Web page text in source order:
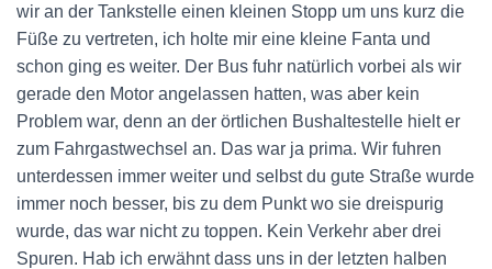
wir an der Tankstelle einen kleinen Stopp um uns kurz die
Füße zu vertreten, ich holte mir eine kleine Fanta und
schon ging es weiter. Der Bus fuhr natürlich vorbei als wir
gerade den Motor angelassen hatten, was aber kein
Problem war, denn an der örtlichen Bushaltestelle hielt er
zum Fahrgastwechsel an. Das war ja prima. Wir fuhren
unterdessen immer weiter und selbst du gute Straße wurde
immer noch besser, bis zu dem Punkt wo sie dreispurig
wurde, das war nicht zu toppen. Kein Verkehr aber drei
Spuren. Hab ich erwähnt dass uns in der letzten halben